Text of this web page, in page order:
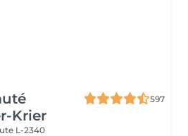
Krier
597
L-2340